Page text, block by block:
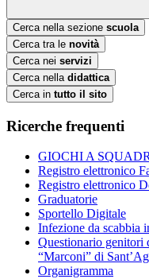
Cerca nella sezione scuola
Cerca tra le novità
Cerca nei servizi
Cerca nella didattica
Cerca in tutto il sito
Ricerche frequenti
GIOCHI A
Registro elettronico
Registro elettronico
Graduatorie
Sportello Digitale
Infezione da scabbia
Questionario genitori
“Marconi” di
Organigramma